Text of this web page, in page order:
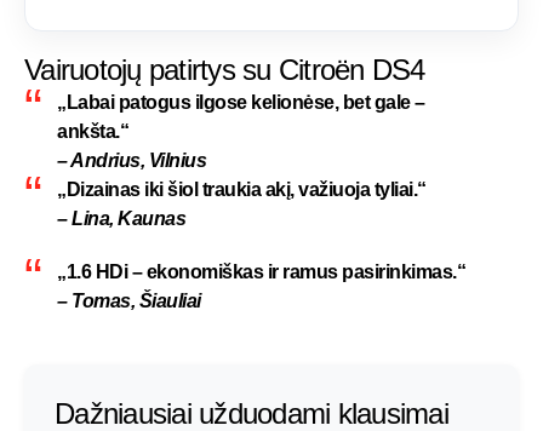
Vairuotojų patirtys su Citroën DS4
„Labai patogus ilgose kelionėse, bet gale –
ankšta.“
– Andrius, Vilnius
„Dizainas iki šiol traukia akį, važiuoja tyliai.“
– Lina, Kaunas
„1.6 HDi – ekonomiškas ir ramus pasirinkimas.“
– Tomas, Šiauliai
Dažniausiai užduodami klausimai